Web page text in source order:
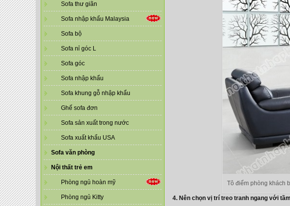
Sofa thư giãn
Sofa nhập khẩu Malaysia
Sofa bộ
Sofa nỉ góc L
Sofa góc
Sofa nhập khẩu
Sofa khung gỗ nhập khẩu
Ghế sofa đơn
Sofa sản xuất trong nước
Sofa xuất khẩu USA
Sofa văn phòng
Nội thất trẻ em
Phòng ngủ hoàn mỹ
Phòng ngủ Kitty
Tô điểm phòng khách
4. Nên chọn vị trí treo tranh ngang với